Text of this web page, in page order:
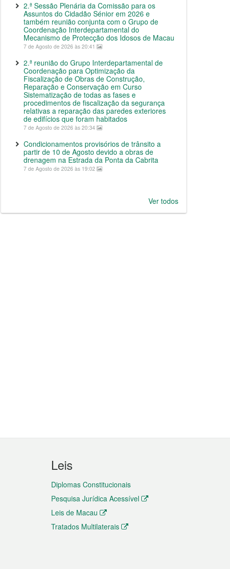
2.ª Sessão Plenária da Comissão para os
Assuntos do Cidadão Sénior em 2026 e
também reunião conjunta com o Grupo de
Coordenação Interdepartamental do
Mecanismo de Protecção dos Idosos de Macau
7 de Agosto de 2026 às 20:41
2.ª reunião do Grupo Interdepartamental de
Coordenação para Optimização da
Fiscalização de Obras de Construção,
Reparação e Conservação em Curso
Sistematização de todas as fases e
procedimentos de fiscalização da segurança
relativas a reparação das paredes exteriores
de edifícios que foram habitados
7 de Agosto de 2026 às 20:34
Condicionamentos provisórios de trânsito a
partir de 10 de Agosto devido a obras de
drenagem na Estrada da Ponta da Cabrita
7 de Agosto de 2026 às 19:02
Ver todos
Leis
Diplomas Constitucionais
Pesquisa Jurídica Acessível
Leis de Macau
Tratados Multilaterais